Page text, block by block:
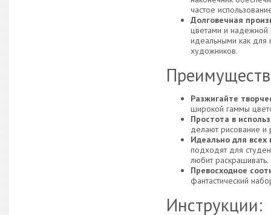
частое
Долговечная
цветами и надежной
идеальными как для
художников.
Разжигайте
широкой гаммы
Простота в
делают рисование и
Идеально для всех
подходят для
любит раскрашивать.
Превосходное
фантастический
Инструкции: